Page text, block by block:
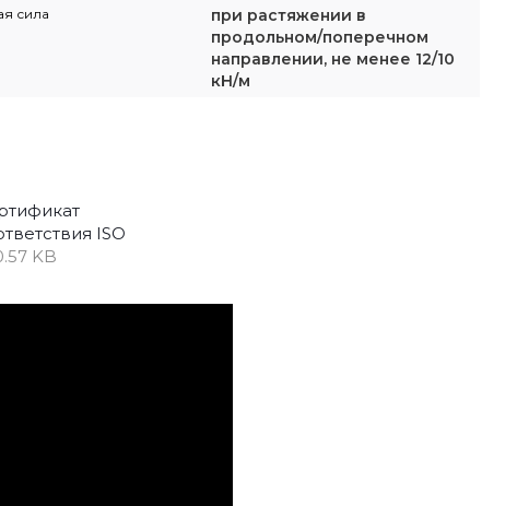
сила
при растяжении в
продольном/поперечном
направлении, не менее 12/10
кН/м
ISO
KB